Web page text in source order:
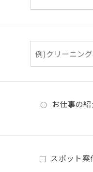
お仕事の
スポット案